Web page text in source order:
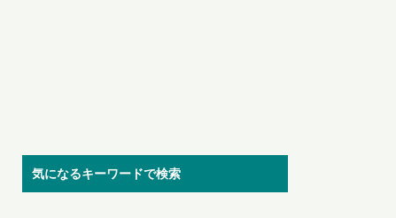
気になるキーワードで検索